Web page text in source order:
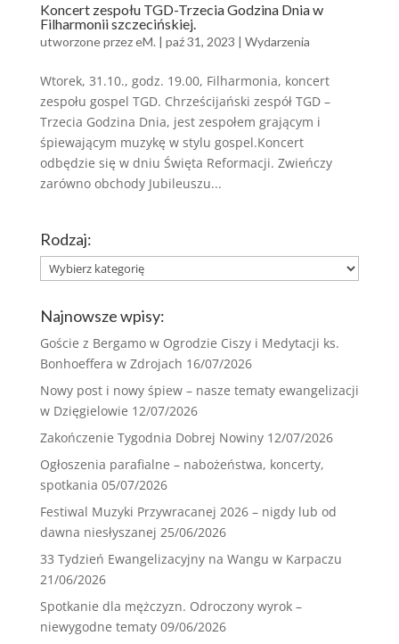
Koncert zespołu TGD-Trzecia Godzina Dnia w
Filharmonii szczecińskiej.
utworzone przezeM. | paź 31, 2023 | Wydarzenia
Wtorek, 31.10., godz. 19.00, Filharmonia, koncert
zespołu gospel TGD. Chrześcijański zespół TGD –
Trzecia Godzina Dnia, jest zespołem grającym i
śpiewającym muzykę w stylu gospel.Koncert
odbędzie się w dniu Święta Reformacji. Zwieńczy
zarówno obchody Jubileuszu...
Rodzaj:
Rodzaj:
Najnowsze wpisy:
Goście z Bergamo w Ogrodzie Ciszy i Medytacji ks.
Bonhoeffera w Zdrojach 16/07/2026
Nowy post i nowy śpiew – nasze tematy ewangelizacji
w Dzięgielowie 12/07/2026
Zakończenie Tygodnia Dobrej Nowiny 12/07/2026
Ogłoszenia parafialne – nabożeństwa, koncerty,
spotkania 05/07/2026
Festiwal Muzyki Przywracanej 2026 – nigdy lub od
dawna niesłyszanej 25/06/2026
33 Tydzień Ewangelizacyjny na Wangu w Karpaczu
21/06/2026
Spotkanie dla mężczyzn. Odroczony wyrok –
niewygodne tematy 09/06/2026